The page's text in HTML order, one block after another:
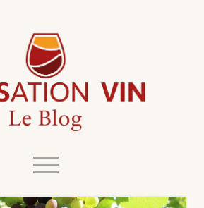
open
menu
twitterfacebookinstagram
linkedinyoutube